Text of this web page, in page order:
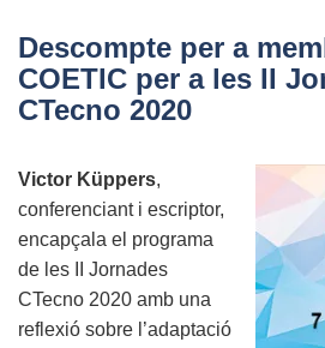
la
pòlissa
de
amb
MAPFRE
Descompte per a
COETIC per a les II
CTecno 2020
Victor Küppers,
conferenciant i escriptor,
encapçala el programa
de les II Jornades
CTecno 2020 amb una
reflexió sobre l’adaptació